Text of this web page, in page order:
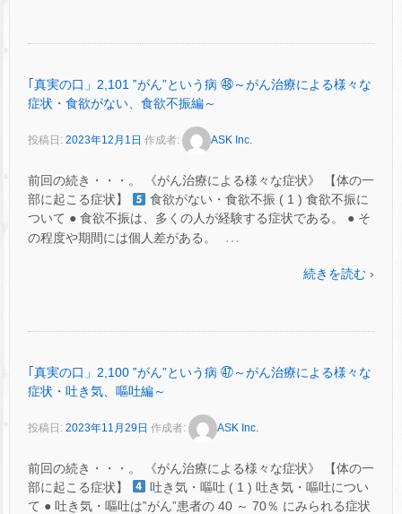
｢真実の口」2,101 ‟がん”という病 ㊽～がん治療による様々な
症状・食欲がない、食欲不振編～
投稿日: 2023年12月1日 作成者: ASK Inc.
前回の続き・・・。 《がん治療による様々な症状》 【体の一
部に起こる症状】
食欲がない・食欲不振 ( 1 ) 食欲不振に
ついて ● 食欲不振は、多くの人が経験する症状である。 ● そ
の程度や期間には個人差がある。
…
続きを読む ›
｢真実の口」2,100 ‟がん”という病 ㊼～がん治療による様々な
症状・吐き気、嘔吐編～
投稿日: 2023年11月29日 作成者: ASK Inc.
前回の続き・・・。 《がん治療による様々な症状》 【体の一
部に起こる症状】
吐き気・嘔吐 ( 1 ) 吐き気・嘔吐につい
て ● 吐き気・嘔吐は‟がん”患者の 40 ～ 70％ にみられる症状